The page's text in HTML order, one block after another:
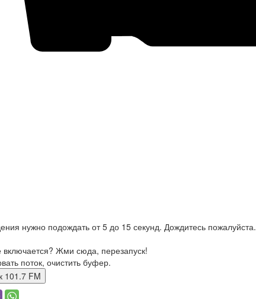
нужно подождать от 5 до 15 секунд. Дождитесь пожалуйста.
Жми сюда, перезапуск!
поток, очистить буфер.
101.7 FM